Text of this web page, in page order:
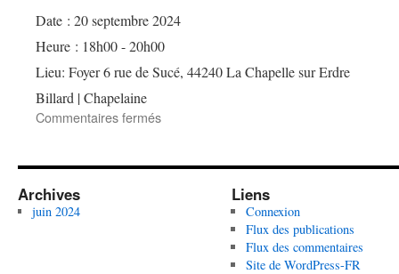
Date : 20 septembre 2024
Heure : 18h00 - 20h00
Lieu: Foyer 6 rue de Sucé, 44240 La Chapelle sur Erdre
Billard | Chapelaine
Commentaires ferméssur
Billard
Archives
juin 2024
Liens
Connexion
Flux des publications
Flux des commentaires
Site de WordPress-FR